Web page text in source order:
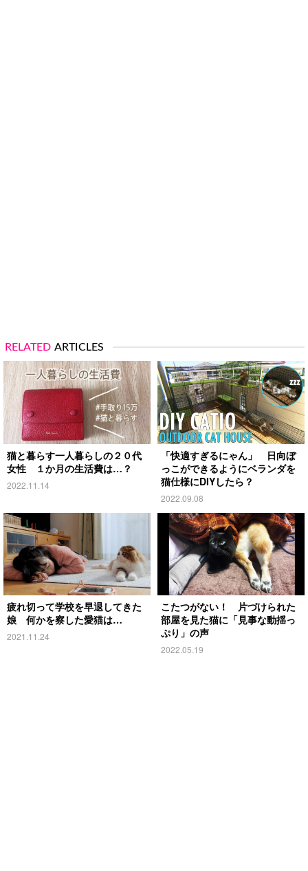
RELATED ARTICLES
猫と暮らす一人暮らしの２０代
女性 １か月の生活費は…？
2022.11.14
「快適すぎるにゃん」 日向ぼ
っこができるようにベランダを
猫仕様にDIYしたら？
2022.09.08
疲れ切って学校を早退してきた
娘 何かを察した愛猫は…
2021.11.24
こたつがない！ 片づけられた
部屋を見た猫に「見事な動揺っ
ぷり」の声
2022.05.19